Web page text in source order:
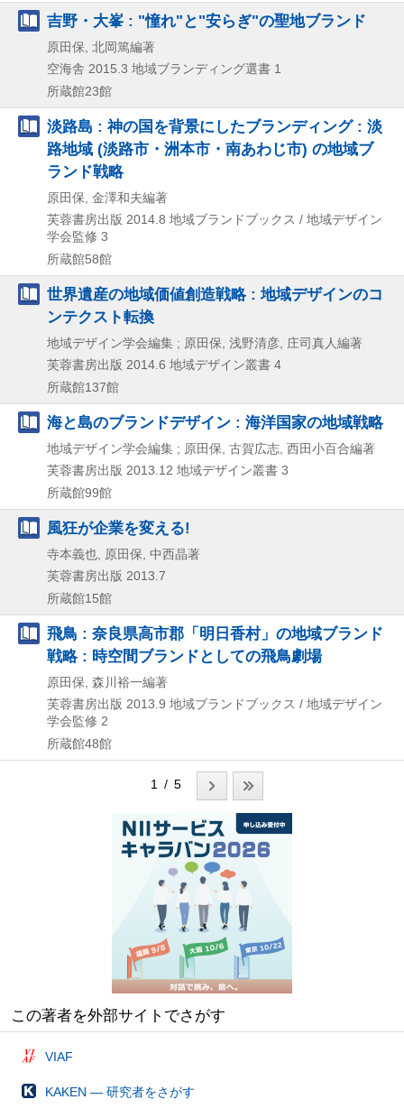
吉野・大峯 : "憧れ"と"安らぎ"の聖地ブランド
原田保, 北岡篤編著
空海舎 2015.3 地域ブランディング選書 1
所蔵館23館
淡路島 : 神の国を背景にしたブランディング : 淡
路地域 (淡路市・洲本市・南あわじ市) の地域ブ
ランド戦略
原田保, 金澤和夫編著
芙蓉書房出版 2014.8 地域ブランドブックス / 地域デザイン
学会監修 3
所蔵館58館
世界遺産の地域価値創造戦略 : 地域デザインのコ
ンテクスト転換
地域デザイン学会編集 ; 原田保, 浅野清彦, 庄司真人編著
芙蓉書房出版 2014.6 地域デザイン叢書 4
所蔵館137館
海と島のブランドデザイン : 海洋国家の地域戦略
地域デザイン学会編集 ; 原田保, 古賀広志, 西田小百合編著
芙蓉書房出版 2013.12 地域デザイン叢書 3
所蔵館99館
風狂が企業を変える!
寺本義也, 原田保, 中西晶著
芙蓉書房出版 2013.7
所蔵館15館
飛鳥 : 奈良県高市郡「明日香村」の地域ブランド
戦略 : 時空間ブランドとしての飛鳥劇場
原田保, 森川裕一編著
芙蓉書房出版 2013.9 地域ブランドブックス / 地域デザイン
学会監修 2
所蔵館48館
1 / 5
この著者を外部サイトでさがす
VIAF
KAKEN — 研究者をさがす